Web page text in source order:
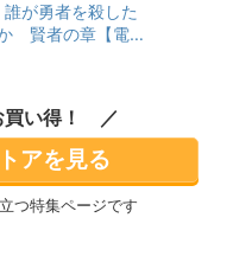
誰が勇者を殺した
賢者の章【電子
い得！
アを見る
つ特集ページです